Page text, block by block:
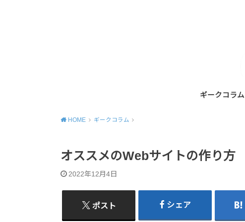
ギークコラム
HOME ギークコラム
オススメのWebサイトの作り方
2022年12月4日
ポスト シェア